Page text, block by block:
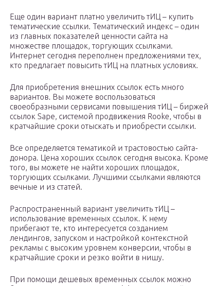
Еще один вариант платно увеличить тИЦ – купить
тематические ссылки. Тематический индекс – один
из главных показателей ценности сайта на
множестве площадок, торгующих ссылками.
Интернет сегодня переполнен предложениями тех,
кто предлагает повысить тИЦ на платных условиях.
Для приобретения внешних ссылок есть много
вариантов. Вы можете воспользоваться
своеобразными сервисами повышения тИЦ – биржей
ссылок Sape, системой продвижения Rooke, чтобы в
кратчайшие сроки отыскать и приобрести ссылки.
Все определяется тематикой и трастовостью сайта-
донора. Цена хороших ссылок сегодня высока. Кроме
того, вы можете не найти хороших площадок,
торгующих ссылками. Лучшими ссылками являются
вечные и из статей.
Распространенный вариант увеличить тИЦ –
использование временных ссылок. К нему
прибегают те, кто интересуется созданием
лендингов, запуском и настройкой контекстной
рекламы с высоким уровнем конверсии, чтобы в
кратчайшие сроки и резко войти в нишу.
При помощи дешевых временных ссылок можно